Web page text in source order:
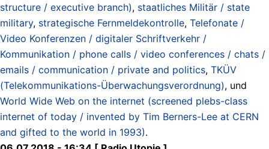
structure / executive branch), staatliches Militär / state
military, strategische Fernmeldekontrolle, Telefonate /
Video Konferenzen / digitaler Schriftverkehr /
Kommunikation / phone calls / video conferences / chats /
emails / communication / private and politics, TKÜV
(Telekommunikations-Überwachungsverordnung), und
World Wide Web on the internet (screened plebs-class
internet of today / invented by Tim Berners-Lee at CERN
and gifted to the world in 1993).